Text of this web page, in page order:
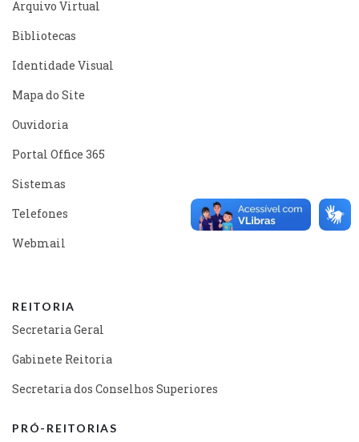
Arquivo Virtual
Bibliotecas
Identidade Visual
Mapa do Site
Ouvidoria
Portal Office 365
Sistemas
Telefones
Webmail
REITORIA
Secretaria Geral
Gabinete Reitoria
Secretaria dos Conselhos Superiores
PRÓ-REITORIAS